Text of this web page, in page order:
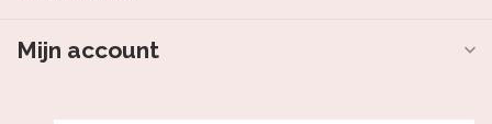
Mijn account